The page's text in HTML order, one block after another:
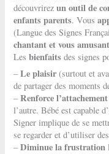
découvrirezun outil de
enfants parents. Vous
(Langue des Signes
chantant et vous amusant
Lesbienfaits des signes
–Le plaisir (surtout et
de partager des moments
–Renforce
l’autre. Bébé est capable
Signer implique de se
se regarder et d’utiliser
–Diminue la frustration